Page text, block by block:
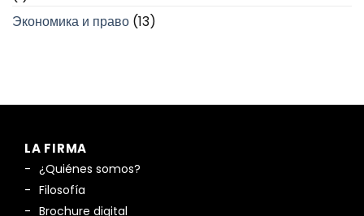
Экономика и право (13)
LA FIRMA
¿Quiénes somos?
Filosofía
Brochure digital